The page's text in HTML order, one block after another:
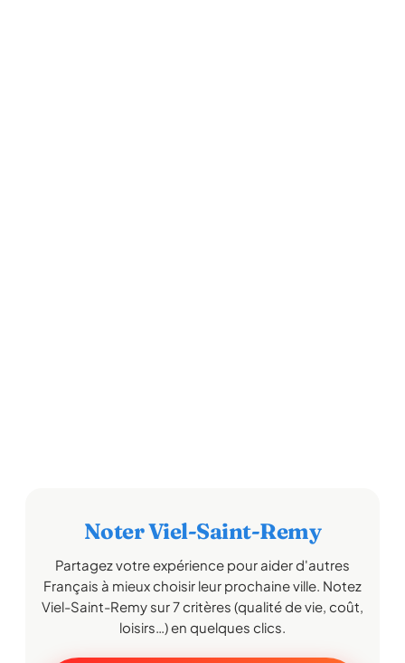
Noter Viel-Saint-Remy
Partagez votre expérience pour aider d'autres
Français à mieux choisir leur prochaine ville. Notez
Viel-Saint-Remy sur 7 critères (qualité de vie, coût,
loisirs…) en quelques clics.